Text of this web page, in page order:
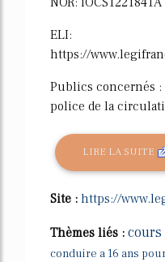
ELI:
https://
Publics concernés
police de la
LIRE LA SUITE
Site : https://
Thèmes liés :
conduire a 16 ans